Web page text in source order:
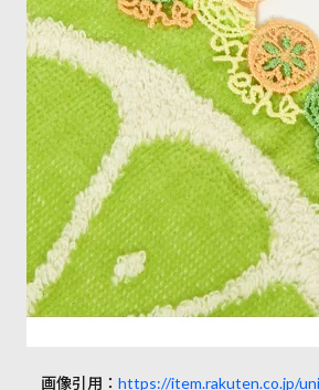
画像引用： https://item.rakuten.co.jp/